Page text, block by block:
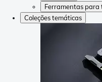
Ferramentas
Coleções temáticas